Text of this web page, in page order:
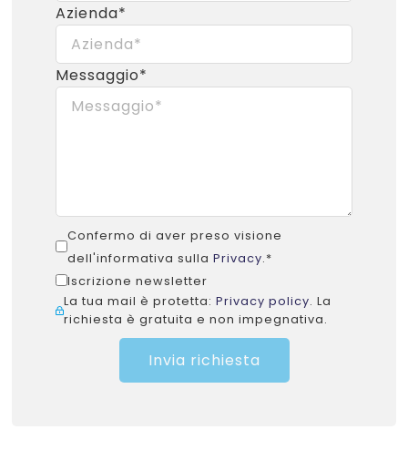
Azienda*
Messaggio*
Confermo di aver preso visione
dell'informativa sullaPrivacy.*
Iscrizione newsletter
La tua mail è protetta:Privacy policy. La
richiesta è gratuita e non impegnativa.